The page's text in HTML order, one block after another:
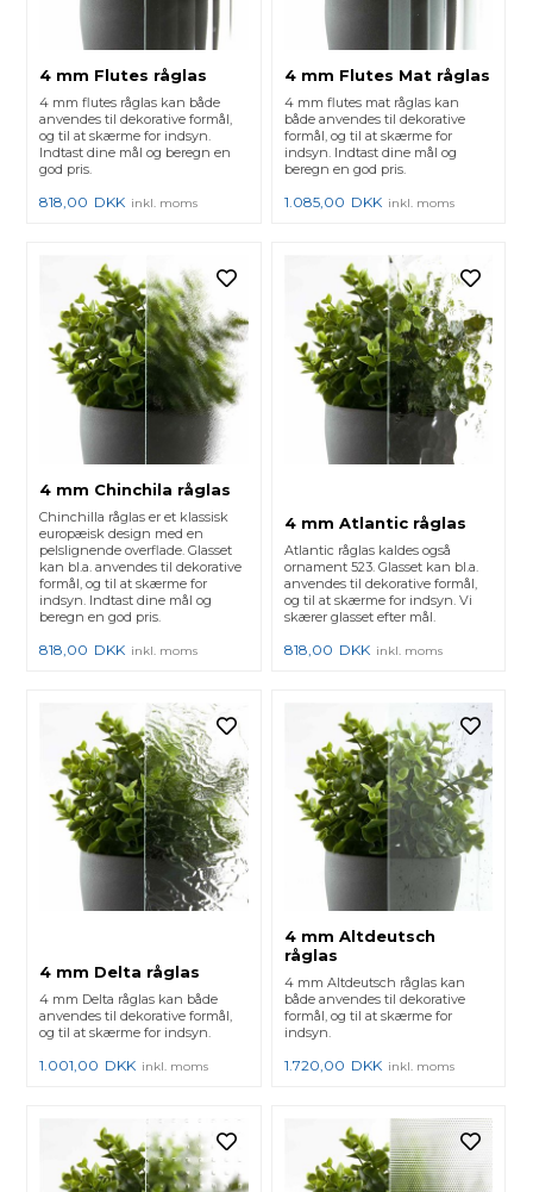
4 mm Flutes råglas
4 mm flutes råglas kan både
anvendes til dekorative formål,
og til at skærme for indsyn.
Indtast dine mål og beregn en
god pris.
818,00 DKK inkl. moms
4 mm Flutes Mat råglas
4 mm flutes mat råglas kan
både anvendes til dekorative
formål, og til at skærme for
indsyn. Indtast dine mål og
beregn en god pris.
1.085,00 DKK inkl. moms
4 mm Chinchila råglas
Chinchilla råglas er et klassisk
europæisk design med en
pelslignende overflade. Glasset
kan bl.a. anvendes til dekorative
formål, og til at skærme for
indsyn. Indtast dine mål og
beregn en god pris.
818,00 DKK inkl. moms
4 mm Atlantic råglas
Atlantic råglas kaldes også
ornament 523. Glasset kan bl.a.
anvendes til dekorative formål,
og til at skærme for indsyn. Vi
skærer glasset efter mål.
818,00 DKK inkl. moms
4 mm Delta råglas
4 mm Delta råglas kan både
anvendes til dekorative formål,
og til at skærme for indsyn.
1.001,00 DKK inkl. moms
4 mm Altdeutsch
råglas
4 mm Altdeutsch råglas kan
både anvendes til dekorative
formål, og til at skærme for
indsyn.
1.720,00 DKK inkl. moms